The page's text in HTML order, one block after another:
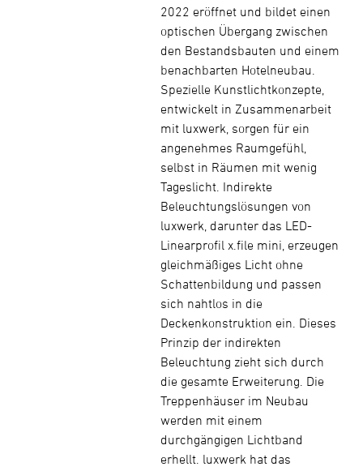
2022 eröffnet und bildet einen
optischen Übergang zwischen
den Bestandsbauten und einem
benachbarten Hotelneubau.
Spezielle Kunstlichtkonzepte,
entwickelt in Zusammenarbeit
mit luxwerk, sorgen für ein
angenehmes Raumgefühl,
selbst in Räumen mit wenig
Tageslicht. Indirekte
Beleuchtungslösungen von
luxwerk, darunter das LED-
Linearprofil x.file mini, erzeugen
gleichmäßiges Licht ohne
Schattenbildung und passen
sich nahtlos in die
Deckenkonstruktion ein. Dieses
Prinzip der indirekten
Beleuchtung zieht sich durch
die gesamte Erweiterung. Die
Treppenhäuser im Neubau
werden mit einem
durchgängigen Lichtband
erhellt. luxwerk hat das